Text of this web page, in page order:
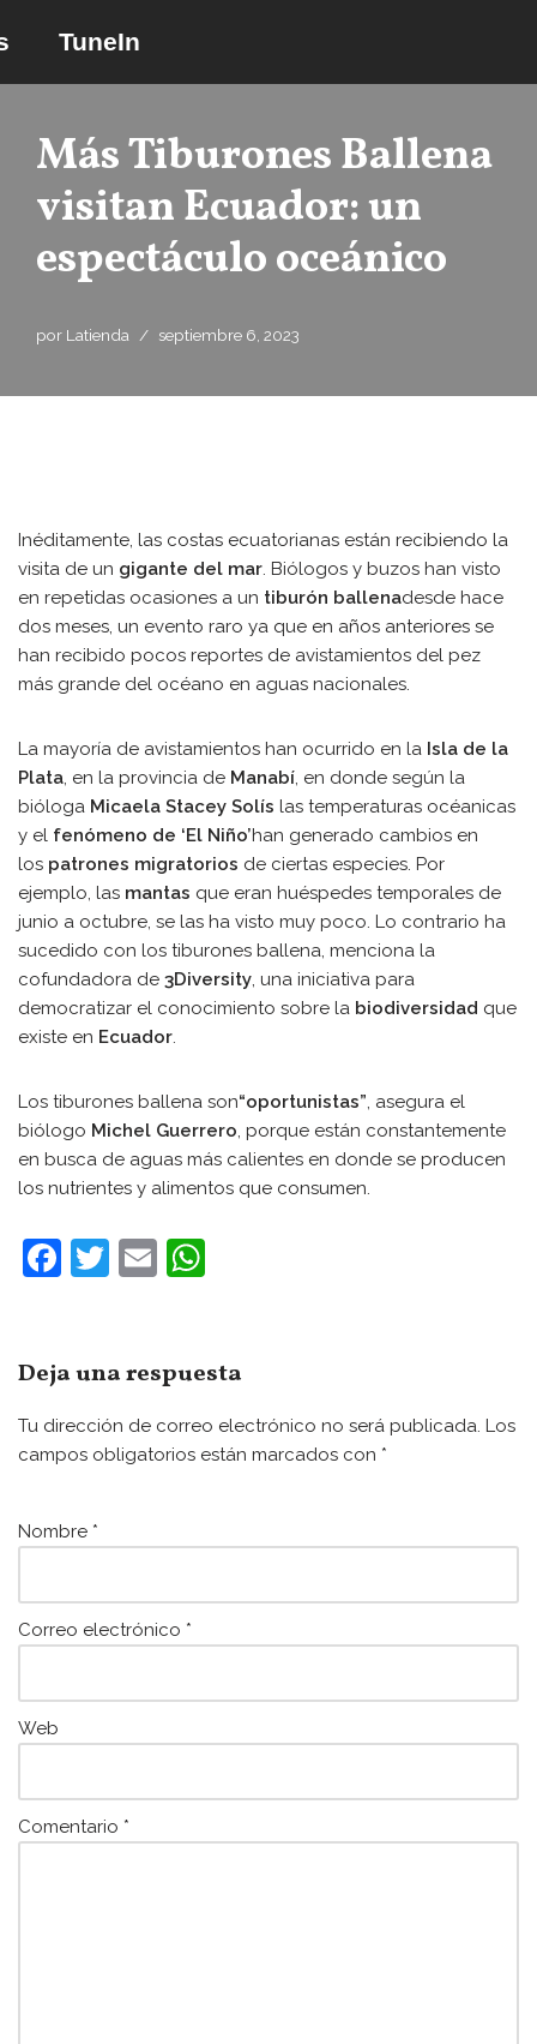
TuneIn
Más Tiburones Ballena
visitan Ecuador: un
espectáculo oceánico
por Latienda septiembre 6, 2023
Inéditamente, las costas ecuatorianas están recibiendo la
visita de un gigante del mar. Biólogos y buzos han visto
en repetidas ocasiones a un tiburón ballenadesde hace
dos meses, un evento raro ya que en años anteriores se
han recibido pocos reportes de avistamientos del pez
más grande del océano en aguas nacionales.
La mayoría de avistamientos han ocurrido en la Isla de la
Plata, en la provincia de Manabí, en donde según la
bióloga Micaela Stacey Solís las temperaturas océanicas
y el fenómeno de ‘El Niño’han generado cambios en
los patrones migratorios de ciertas especies. Por
ejemplo, las mantas que eran huéspedes temporales de
junio a octubre, se las ha visto muy poco. Lo contrario ha
sucedido con los tiburones ballena, menciona la
cofundadora de 3Diversity, una iniciativa para
democratizar el conocimiento sobre la biodiversidad que
existe en Ecuador.
Los tiburones ballena son“oportunistas”, asegura el
biólogo Michel Guerrero, porque están constantemente
en busca de aguas más calientes en donde se producen
los nutrientes y alimentos que consumen.
F
e
b
o
k
T
er
E
l
s
A
p
Deja una respuesta
Tu dirección de correo electrónico no será publicada. Los
campos obligatorios están marcados con *
Nombre *
Correo electrónico *
Web
Comentario *